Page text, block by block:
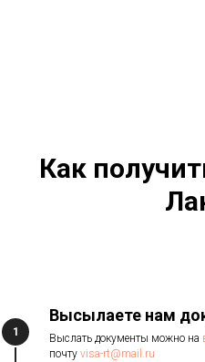
Как
1
Высылаете нам
Выслать документы можно на
почту visa-rt@mail.ru